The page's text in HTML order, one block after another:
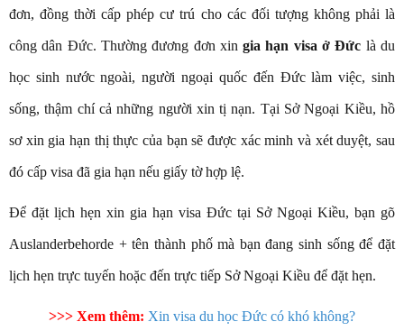
đơn, đồng thời cấp phép cư trú cho các đối tượng không phải là
công dân Đức. Thường đương đơn xingia hạn visa ở Đức là du
học sinh nước ngoài, người ngoại quốc đến Đức làm việc, sinh
sống, thậm chí cả những người xin tị nạn. Tại Sở Ngoại Kiều, hồ
sơ xin gia hạn thị thực của bạn sẽ được xác minh và xét duyệt, sau
đó cấp visa đã gia hạn nếu giấy tờ hợp lệ.
Để đặt lịch hẹn xin gia hạn visa Đức tại Sở Ngoại Kiều, bạn gõ
Auslanderbehorde + tên thành phố mà bạn đang sinh sống để đặt
lịch hẹn trực tuyến hoặc đến trực tiếp Sở Ngoại Kiều để đặt hẹn.
>>> Xem thêm: Xin visa du học Đức có khó không?